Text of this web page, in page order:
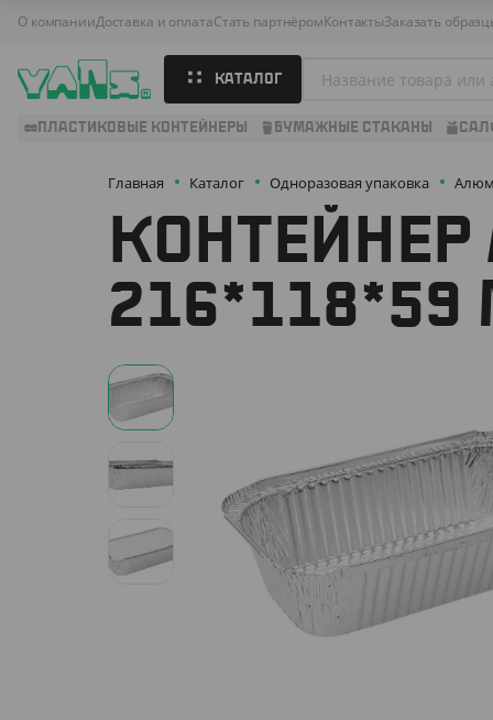
О компанииДоставка и оплатаСтать партнёромКонтактыЗаказать
КАТАЛОГ
ПЛАСТИКОВЫЕ КОНТЕЙНЕРЫ БУМАЖНЫЕ СТАКАНЫ
Главная Каталог Одноразовая упаковка
216*118*59